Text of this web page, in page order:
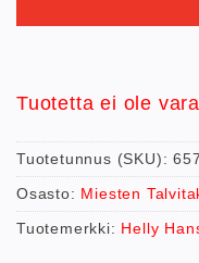
Tuotetta ei ole
Tuotetunnus (SKU):
Osasto: Miesten
Tuotemerkki: Helly